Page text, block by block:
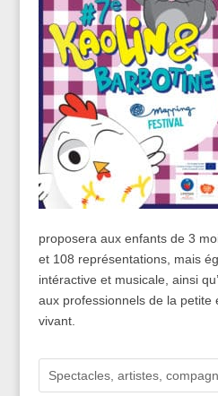
proposera aux enfants de 3
et 108 représentations, mais
intéractive et musicale, ainsi
aux professionnels de la petite
vivant.